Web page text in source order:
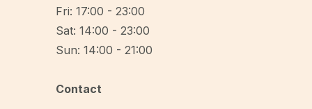
Fri: 17:00 - 23:00
Sat: 14:00 - 23:00
Sun: 14:00 - 21:00
Contact